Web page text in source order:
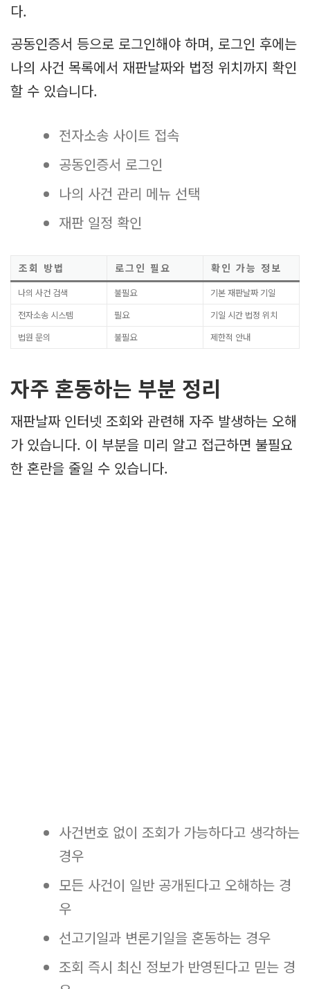
다.
공동인증서 등으로 로그인해야 하며, 로그인 후에는
나의 사건 목록에서 재판날짜와 법정 위치까지 확인
할 수 있습니다.
전자소송 사이트 접속
공동인증서 로그인
나의 사건 관리 메뉴 선택
재판 일정 확인
조회 방법 로그인 필요 확인 가능 정보
나의 사건 검색 불필요
기본 재판날짜 기일
전자소송 시스템
필요
기일 시간 법정 위치
법원 문의
불필요 제한적 안내
자주 혼동하는 부분 정리
재판날짜 인터넷 조회와 관련해 자주 발생하는 오해
가 있습니다. 이 부분을 미리 알고 접근하면 불필요
한 혼란을 줄일 수 있습니다.
사건번호 없이 조회가 가능하다고 생각하는
경우
모든 사건이 일반 공개된다고 오해하는 경
우
선고기일과 변론기일을 혼동하는 경우
조회 즉시 최신 정보가 반영된다고 믿는 경